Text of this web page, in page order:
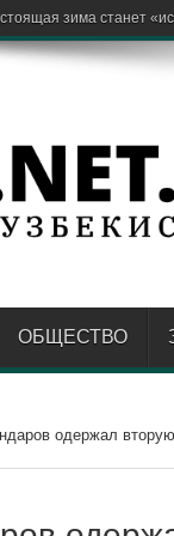
хоким Намангана
ОБЩЕСТВО
одержал